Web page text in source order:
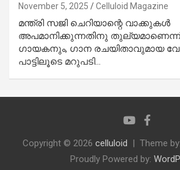
November 5, 2025 Celluloid Magazine
മന്ത്രി സജി ചെറിയാന്റെ വാക്കുകൾ
അപമാനിക്കുന്നതിനു തുല്യമാണെന്ന്
ഗായകനും, ഗാന രചയിതാവുമായ
പാട്ടിലൂടെ മറുപടി…
Copyright © 2026 celluloid Theme by:
Proudly Powered by: